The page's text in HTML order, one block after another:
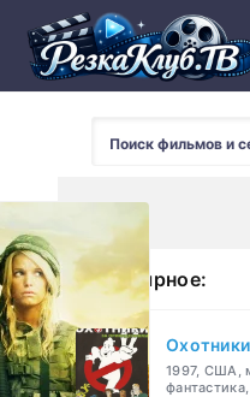
Популярное:
1997, США,